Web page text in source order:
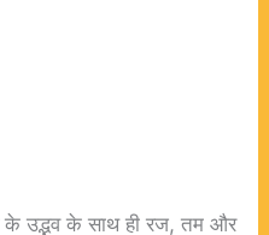
के उद्भव के साथ ही रज, तम और